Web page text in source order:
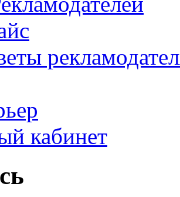
кабинет